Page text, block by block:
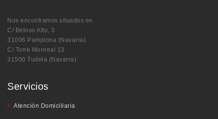
Nos encontramos situados en
C/ Beloso Alto, 3
31006 Pamplona (Navarra)
C/ Torre Monreal 13
31500 Tudela (Navarra)
Servicios
Atención Domiciliaria